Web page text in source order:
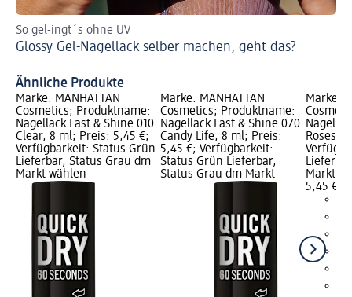
So gel-ingt´s ohne UV
Glossy Gel-Nagellack selber machen, geht das?
Ähnliche Produkte
Marke: MANHATTAN
Cosmetics; Produktname:
Nagellack Last & Shine 010
Clear, 8 ml; Preis: 5,45 €;
Verfügbarkeit: Status Grün
Lieferbar, Status Grau dm
Markt wählen
Marke: MANHATTAN
Cosmetics; Produktname:
Nagellack Last & Shine 070
Candy Life, 8 ml; Preis:
5,45 €; Verfügbarkeit:
Status Grün Lieferbar,
Status Grau dm Markt
Marke:
Roses,
Markt
5,45 €